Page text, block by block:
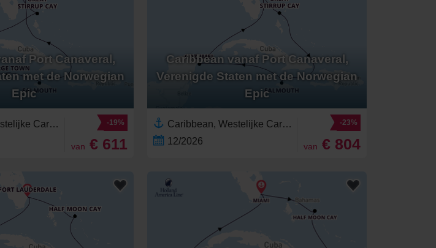
Port Canaveral,
met de Norwegian
Epic
Caribbean, Westelijke Caraïben,Kaaimaneilanden,Jamaica,Noord-Amerika,Florida,Verenigde Staten,Bahama's
-19%
van € 611
Caribbean vanaf Port Canaveral,
Verenigde Staten met de Norwegian
Epic
Caribbean, Westelijke Caraïben,Noord-Amerika,Jamaica,Florida,Verenigde Staten,Yucatán,Mexico,Riviera Maya,Bahama's
12/2026
-23%
van € 804